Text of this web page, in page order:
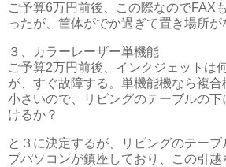
ご予算6万円前後、この際なのでFAX
ったが、筐体がでか過ぎて置き場所が
３、カラーレーザー単機能
ご予算2万円前後、インクジェットは
が、すぐ故障する。単機能機なら複
小さいので、リビングのテーブルの
けるか？
と３に決定するが、リビングのテー
プパソコンが鎮座しており、この引